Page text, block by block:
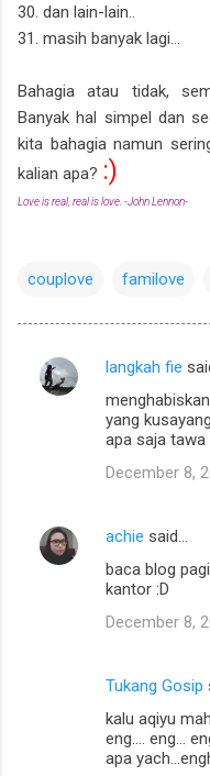
30. dan lain-lain..
31. masih banyak lagi...
Bahagia atau tidak,
Banyak hal simpel dan
kita bahagia namun
kalian apa? :)
Love is real, real is love. -John Lennon-
couplove familove
C
n
t
langkah fie
yang
apa saja tawa
December 8,
achie said…
baca blog
kantor :D
December 8,
Tukang Gosip
kalu aqiyu
eng.... eng...
apa